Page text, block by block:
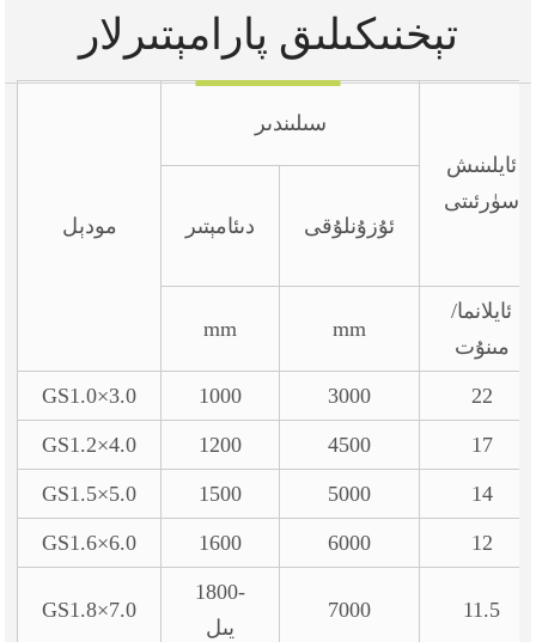
تېخنىكىلىق پارامېتىرلار
مودېل
سىلىندىر
ئايلىنىش
سۈرئىتى
دىئامېتىر
ئۇزۇنلۇقى
mm mm
ئايلانما/
مىنۇت
GS1.0×3.0 1000 3000 22
GS1.2×4.0 1200 4500 17
GS1.5×5.0 1500 5000 14
GS1.6×6.0 1600 6000 12
GS1.8×7.0
1800-
يىل
7000 11.5